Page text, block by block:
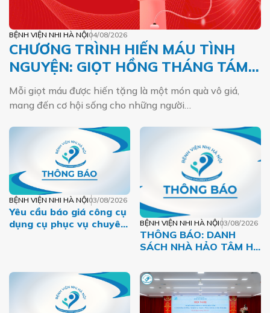
BỆNH VIỆN NHI HÀ NỘI04/08/2026
CHƯƠNG TRÌNH HIẾN MÁU TÌNH
NGUYỆN: GIỌT HỒNG THÁNG TÁM –
MỘT DÒNG MÁU VIỆT
Mỗi giọt máu được hiến tặng là một món quà vô giá,
mang đến cơ hội sống cho những người…
BỆNH VIỆN NHI HÀ NỘI03/08/2026
Yêu cầu báo giá công cụ
dụng cụ phục vụ chuyên
BỆNH VIỆN NHI HÀ NỘI03/08/2026
THÔNG BÁO: DANH
SÁCH NHÀ HẢO TÂM HỖ
HOÀN CẢNH KHÓ KHĂN
THÁNG 07.2026